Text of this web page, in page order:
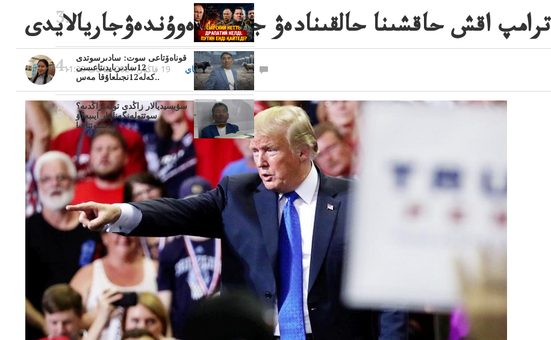
ترامپ اقش حاقشىنا حالقىنادەۋ جاريۆيدەوۇندەۋجاريالايدى
اراي جۇماجۇماتاي 19 قاڭتار, 2021 ساعات 11:35
قوناەۆتاعى سوت: سادىرسوتدى
12سادىربايدىتاعىسى
كەلە12نجىلعاۇقا مەس..
سۋبسيديالار زاڭدى تولەنزاڭدىە؟
سوتتولەنگەناپتار ايىبە؟ۋ
تسوتتاعىا..